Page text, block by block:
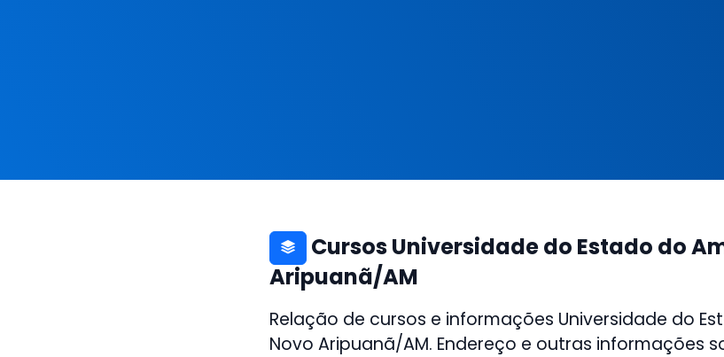
Cursos Universidade do Estado do
Aripuanã/AM
Relação de cursos e informações Universidade do
Novo Aripuanã/AM. Endereço e outras informações